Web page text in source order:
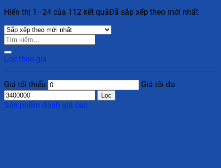
Hiển thị 1–24 của 112 kết quảĐã sắp xếp theo mới nhất
Lọc theo giá
Giá tối thiểu Giá tối đa
Lọc
Sản phẩm đánh giá cao